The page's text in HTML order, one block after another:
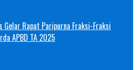
Gelar Rapat Paripurna Fraksi-Fraksi
APBD TA 2025